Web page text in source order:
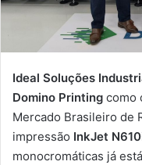
Ideal Soluções
Domino Printing como
Mercado Brasileiro de
impressão InkJet
monocromáticas já